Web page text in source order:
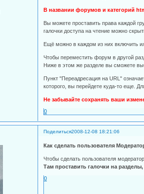
В названии форумов и категорий
Вы можете проставить права каждой
галочки доступа на чтение можно
Ещё можно в каждом из них включить
Чтобы переместить форум в другой
Ниже в этом же разделе вы сможете
Пункт "Переадресация на URL"
которого, вы перейдете куда-то еще.
Не забывайте сохранять ваши
0
Поделиться2008-12-08 18:21:06
Как сделать пользователя
Чтобы сделать пользователя
Там проставить галочки на
0